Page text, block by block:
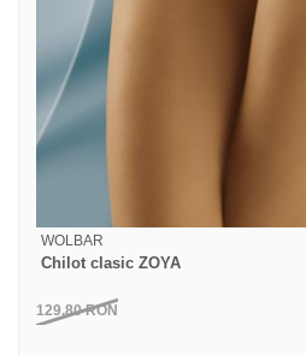
WOLBAR
Chilot clasic ZOYA
129,80RON